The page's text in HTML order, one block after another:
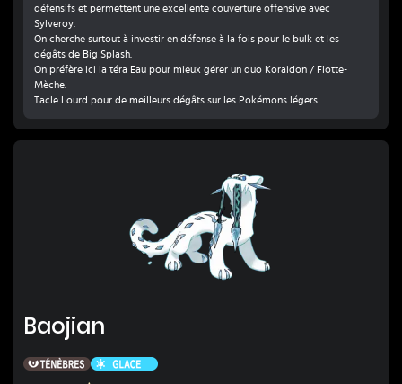
défensifs et permettent une excellente couverture offensive avec
Sylveroy.
On cherche surtout à investir en défense à la fois pour le bulk et les
dégâts de Big Splash.
On préfère ici la téra Eau pour mieux gérer un duo Koraidon / Flotte-
Mèche.
Tacle Lourd pour de meilleurs dégâts sur les Pokémons légers.
Baojian
Ténèbres Glace